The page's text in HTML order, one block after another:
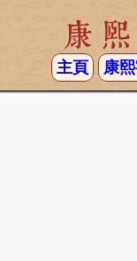
康
主頁 康